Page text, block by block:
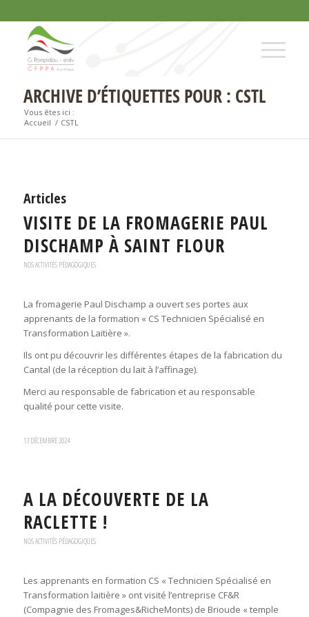
ARCHIVE D’ÉTIQUETTES POUR : CSTL
Vous êtes ici :
Accueil / CSTL
Articles
VISITE DE LA FROMAGERIE PAUL
DISCHAMP À SAINT FLOUR
NOS ACTIVITÉS PÉDAGOGIQUES
La fromagerie Paul Dischamp a ouvert ses portes aux
apprenants de la formation « CS Technicien Spécialisé en
Transformation Laitière ».
Ils ont pu découvrir les différentes étapes de la fabrication du
Cantal (de la réception du lait à l’affinage).
Merci au responsable de fabrication et au responsable
qualité pour cette visite.
13 DÉCEMBRE 2024
A LA DÉCOUVERTE DE LA
RACLETTE !
NOS ACTIVITÉS PÉDAGOGIQUES
Les apprenants en formation CS « Technicien Spécialisé en
Transformation laitière » ont visité l’entreprise CF&R
(Compagnie des Fromages&RicheMonts) de Brioude « temple